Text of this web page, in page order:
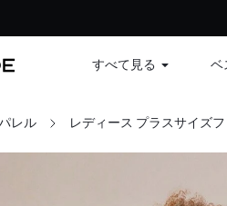
すべて見る ベ
レル レディース プラスサイズ